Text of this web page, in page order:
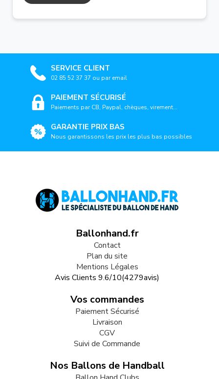
SERVICE CLIENT
02 85 52 37 37 ou par email
PAIEMENT SÉCURISÉ
Paiements par CB, Paypal, chèques, virement...
GARANTIE PRIX BAS
Nous garantissons les prix les plus bas possibles
Ballonhand.fr
Contact
Plan du site
Mentions Légales
Avis Clients 9.6/10(4279avis)
Vos commandes
Paiement Sécurisé
Livraison
CGV
Suivi de Commande
Nos Ballons de Handball